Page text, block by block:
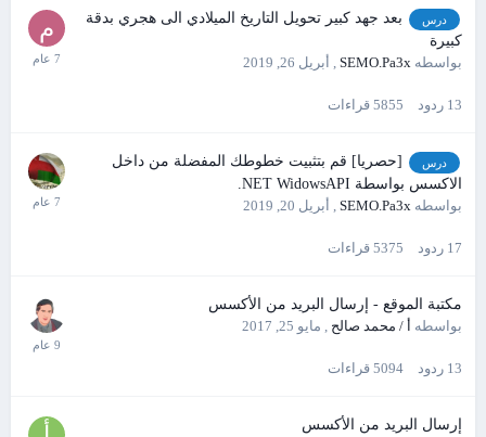
درس
بعد جهد كبير تحويل التاريخ الميلادي الى هجري بدقة
كبيرة
بواسطه SEMO.Pa3x
, أبريل 26, 2019
13 ردود 5855 قراءات
درس
[حصريا] قم بتثبيت خطوطك المفضلة من داخل
الاكسس بواسطة NET WidowsAPI.
بواسطه SEMO.Pa3x
, أبريل 20, 2019
17 ردود 5375 قراءات
مكتبة الموقع - إرسال البريد من الأكسس
بواسطه أ / محمد صالح, مايو 25, 2017
13 ردود 5094 قراءات
إرسال البريد من الأكسس